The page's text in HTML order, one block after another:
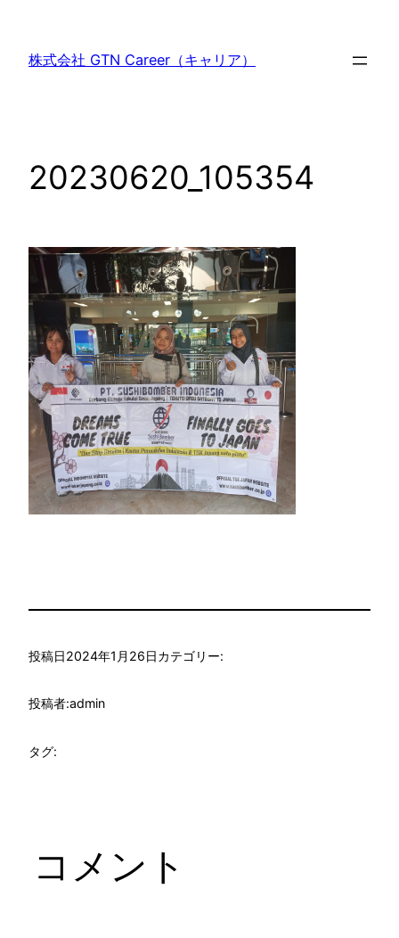
株式会社 GTN Career（キャリア）
20230620_105354
投稿日2024年1月26日カテゴリー:
投稿者:admin
タグ:
コメント